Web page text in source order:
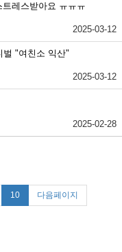
레스받아요 ㅠㅠㅠ
2025-03-12
벌 "여친소 익산"
2025-03-12
2025-02-28
10 다음페이지